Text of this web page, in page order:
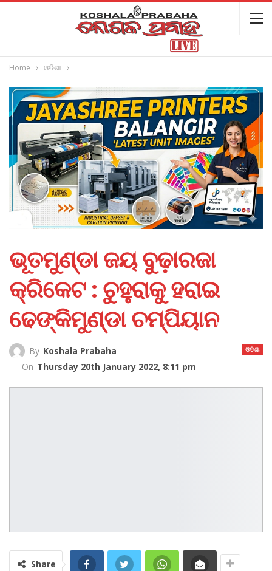
Home ଓଡିଶା
ଭୂତମୁଣ୍ଡା ଜୟ ବୁଢ଼ାରଜା
କ୍ରିକେଟ : ଚୁହୁରାକୁ ହରାଇ
ଢେଙ୍କିମୁଣ୍ଡା ଚମ୍ପିୟାନ
ଓଡିଶା
By Koshala Prabaha
On Thursday 20th January 2022, 8:11 pm
Share